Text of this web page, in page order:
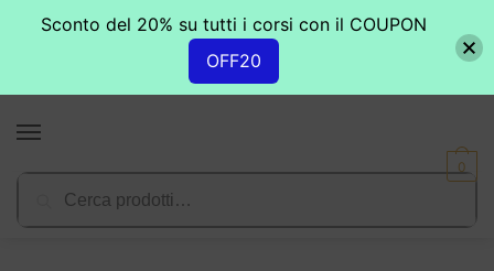
Cerca
0
Sconto del 20% su tutti i corsi con il COUPON
OFF20